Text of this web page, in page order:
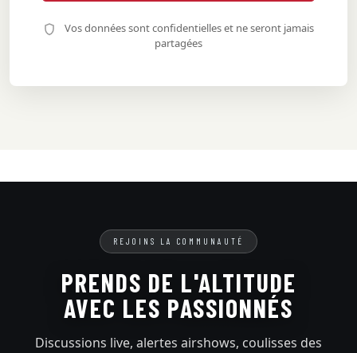
Vos données sont confidentielles et ne seront jamais
partagées
REJOINS LA COMMUNAUTÉ
PRENDS DE L'ALTITUDE
AVEC LES PASSIONNÉS
Discussions live, alertes airshows, coulisses des